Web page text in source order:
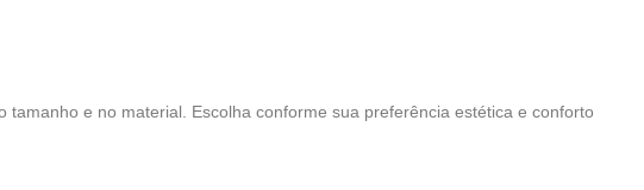
e no material. Escolha conforme sua preferência estética e conforto